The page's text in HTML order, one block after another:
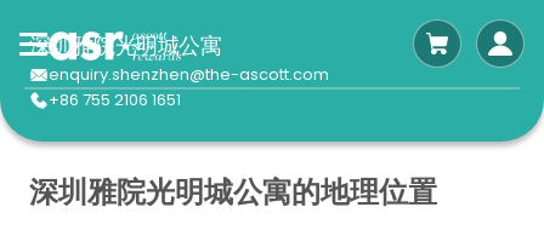
深圳雅院光明城公寓
enquiry.shenzhen@the-ascott.com
+86 755 2106 1651
深圳雅院光明城公寓的地理位置